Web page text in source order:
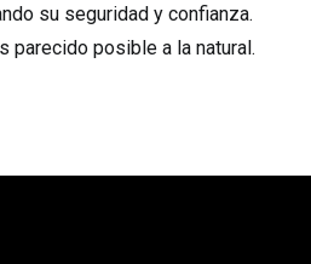
su seguridad y confianza.
parecido posible a la natural.